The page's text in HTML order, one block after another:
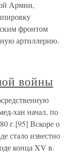
Армии,
фронтом
артиллерию.
войны
хан начал, по
г.[95] Вскоре о
стало известно
конца XV в.